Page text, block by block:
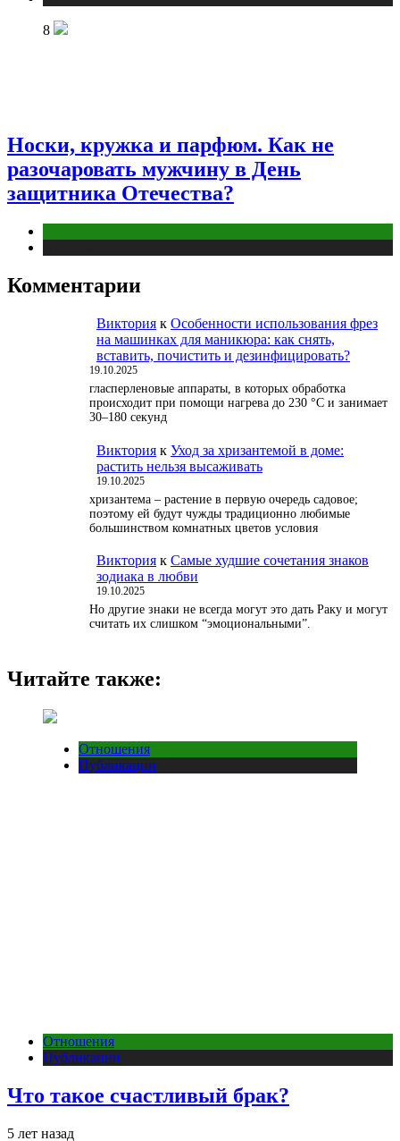
8
Носки, кружка и парфюм. Как не
разочаровать мужчину в День
защитника Отечества?
Комментарии
Виктория к Особенности использования фрез
на машинках для маникюра: как снять,
вставить, почистить и дезинфицировать?
19.10.2025
гласперленовые аппараты, в которых обработка
происходит при помощи нагрева до 230 °С и занимает
30–180 секунд
Виктория к Уход за хризантемой в доме:
растить нельзя высаживать
19.10.2025
хризантема – растение в первую очередь садовое;
поэтому ей будут чужды традиционно любимые
большинством комнатных цветов условия
Виктория к Самые худшие сочетания знаков
зодиака в любви
19.10.2025
Но другие знаки не всегда могут это дать Раку и могут
считать их слишком “эмоциональными”.
Читайте также:
Отношения
Публикации
Отношения
Публикации
Что такое счастливый брак?
5 лет назад